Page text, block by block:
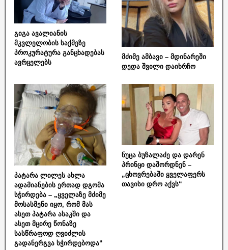
გიგა ავალიანის
მკვლელობის საქმეზე
პროკურატურა განცხადებას
ავრცელებს
მძიმე ამბავი – მდინარეში
დედა შვილი დაიხრჩო
პატარა ლილეს ახლა
ადამიანების ერთად დგომა
სჭირდება – „ყველაზე მძიმე
მოსასმენი იყო, რომ მას
ასეთ პატარა ასაკში და
ასეთ მცირე წონაზე
სასწრაფოდ ღვიძლის
გადანერგვა სჭირდებოდა“
ნუცა ბუზალაძე და დარენ
პრინცი დაშორდნენ –
„ცხოვრებაში ყველაფერს
თავისი დრო აქვს“